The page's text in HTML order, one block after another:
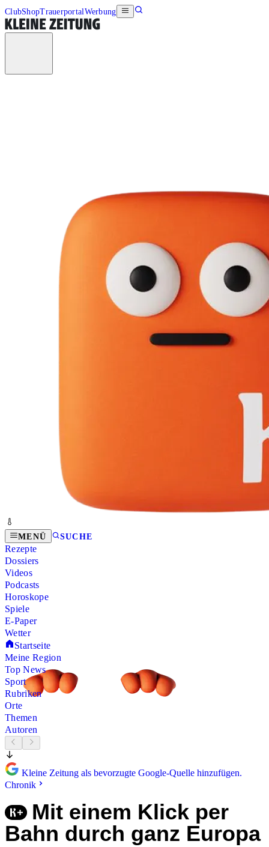
ClubShopTrauerportalWerbung
MENÜ SUCHE
Rezepte
Dossiers
Videos
Podcasts
Horoskope
Spiele
E-Paper
Wetter
Startseite
Meine Region
Top News
Sport
Rubriken
Orte
Themen
Autoren
Kleine Zeitung als bevorzugte Google-Quelle hinzufügen.
Chronik
Mit einem Klick per
Bahn durch ganz Europa